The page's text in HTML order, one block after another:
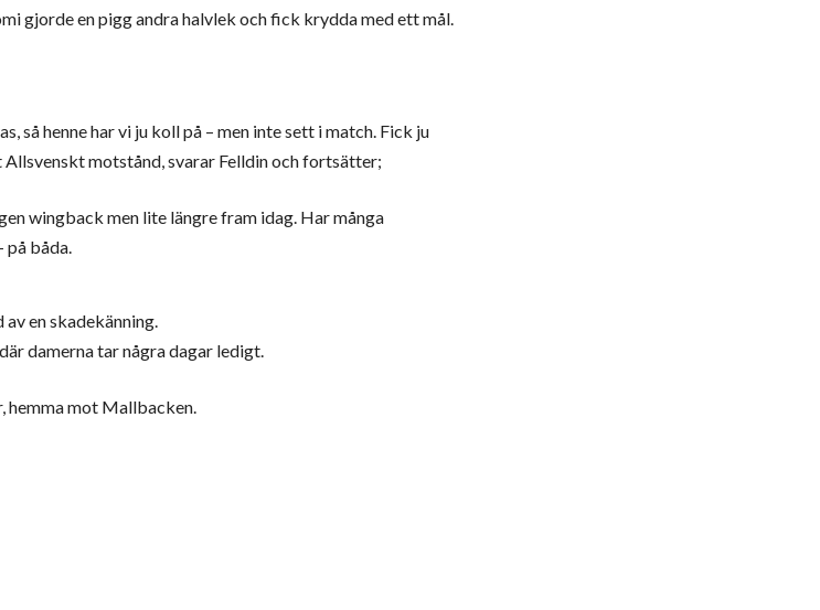
gjorde en pigg andra halvlek och fick krydda med ett mål.
så henne har vi ju koll på – men inte sett i match. Fick ju
motstånd, svarar Felldin och fortsätter;
wingback men lite längre fram idag. Har många
på båda.
en skadekänning.
damerna tar några dagar ledigt.
hemma mot Mallbacken.